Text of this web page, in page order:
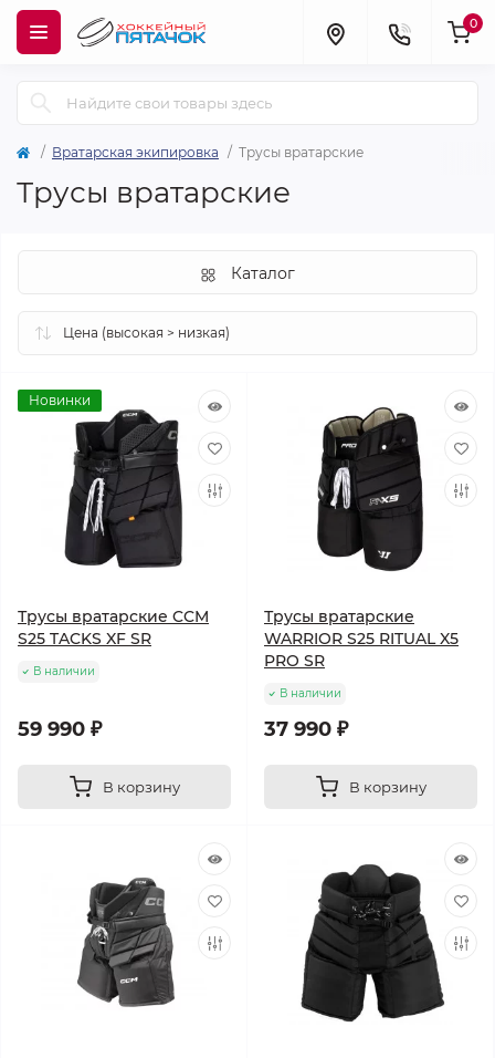
0
Вратарская экипировка Трусы вратарские
Трусы вратарские
Каталог
Новинки
Трусы вратарские CCM
S25 TACKS XF SR
В наличии
59 990 ₽
В корзину
Трусы вратарские
WARRIOR S25 RITUAL X5
PRO SR
В наличии
37 990 ₽
В корзину